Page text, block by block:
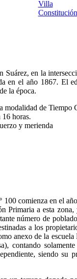
en la
en el año 1867. El
la época.
de Tiempo
horas.
y merienda
comienza en el
Primaria a esta
número de
a los
anexo de la
contando
siendo su